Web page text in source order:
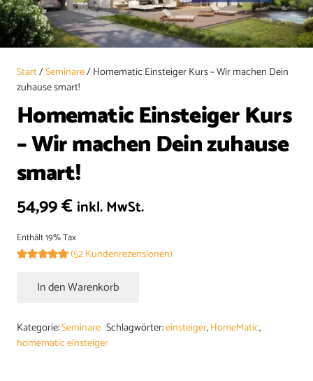
Start/Seminare/ Homematic Einsteiger Kurs – Wir machen Dein
zuhause smart!
Homematic Einsteiger Kurs
– Wir machen Dein zuhause
smart!
54,99€ inkl. MwSt.
Enthält 19% Tax
Kundenbewertungen
(52Kundenrezensionen)
Homematic
Kurs
In den Warenkorb
Kategorie:Seminare Schlagwörter:einsteiger,HomeMatic,
homematic einsteiger